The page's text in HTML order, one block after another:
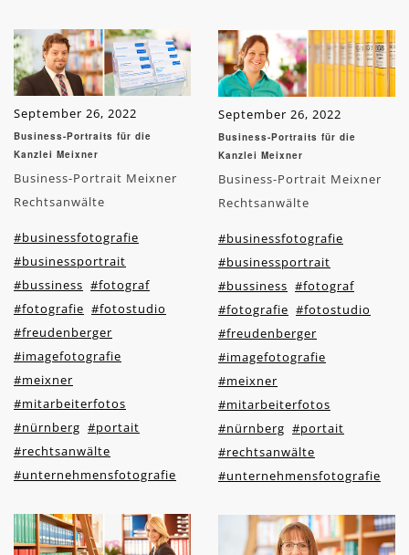
September 26, 2022
Business-Portraits für die
Kanzlei Meixner
Business-Portrait Meixner
Rechtsanwälte
#businessfotografie
#businessportrait
#bussiness #fotograf
#fotografie #fotostudio
#freudenberger
#imagefotografie
#meixner
#mitarbeiterfotos
#nürnberg #portait
#rechtsanwälte
#unternehmensfotografie
September 26, 2022
Business-Portraits für die
Kanzlei Meixner
Business-Portrait Meixner
Rechtsanwälte
#businessfotografie
#businessportrait
#bussiness #fotograf
#fotografie #fotostudio
#freudenberger
#imagefotografie
#meixner
#mitarbeiterfotos
#nürnberg #portait
#rechtsanwälte
#unternehmensfotografie